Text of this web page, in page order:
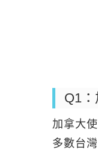
Q1
加拿大
多數台